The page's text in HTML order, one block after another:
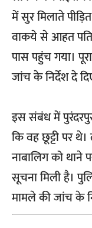
में सुर मिलाते
वाकये से आहत
पास पहुंच गया।
जांच के निर्देश दे
इस संबंध में
कि वह छूट्टी पर थे।
नाबालिग को थाने
सूचना मिली है।
मामले की जांच के